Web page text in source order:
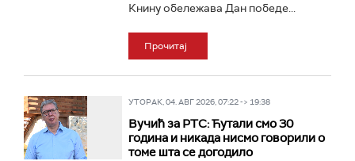
Книну обележава Дан победе...
Прочитај
УТОРАК, 04. АВГ 2026, 07:22 -> 19:38
Вучић за РТС: Ћутали смо 30
година и никада нисмо говорили о
томе шта се догодило